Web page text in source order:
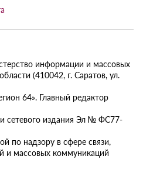
информации и массовых
(410042, г. Саратов, ул.
64». Главный редактор
сетевого издания Эл № ФС77-
по надзору в сфере связи,
и массовых коммуникаций